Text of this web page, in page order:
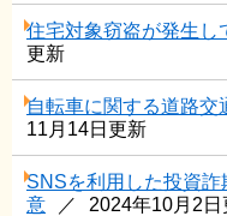
住宅対象窃盗が発生し
更新
自転車に関する道路交
11月14日更新
SNSを利用した投資
意
2024年10月2日